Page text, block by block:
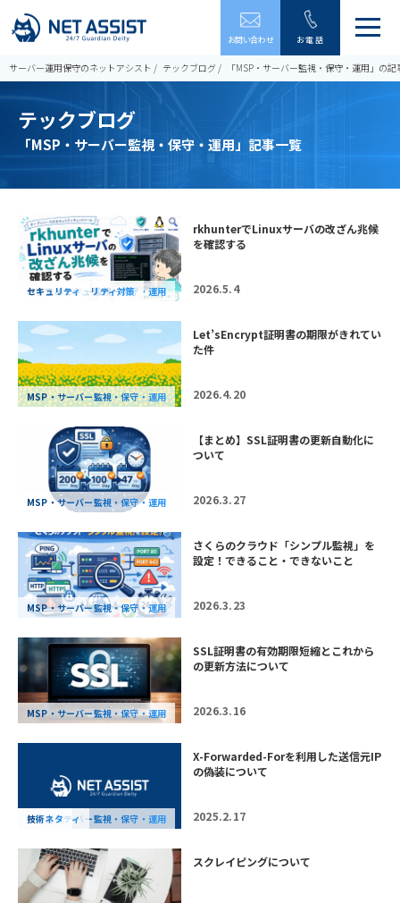
お問い合わせ お電話
メ
ュ
ー
サーバー運用保守のネットアシスト テックブログ 「MSP・サーバー監視・保守・運用」の記
テックブログ
「MSP・サーバー監視・保守・運用」記事一覧
MSP・サーバー監視・保守・運用
おすすめセキュリティ対策
セキュリティ
rkhunterでLinuxサーバの改ざん兆候
を確認する
2026.5.4
MSP・サーバー監視・保守・運用
Let’sEncrypt証明書の期限がきれてい
た件
2026.4.20
MSP・サーバー監視・保守・運用
【まとめ】SSL証明書の更新自動化に
ついて
2026.3.27
MSP・サーバー監視・保守・運用
さくらのクラウド「シンプル監視」を
設定！できること・できないこと
2026.3.23
MSP・サーバー監視・保守・運用
SSL証明書の有効期限短縮とこれから
の更新方法について
2026.3.16
MSP・サーバー監視・保守・運用
セキュリティ
技術ネタ
X-Forwarded-Forを利用した送信元IP
の偽装について
2025.2.17
スクレイピングについて